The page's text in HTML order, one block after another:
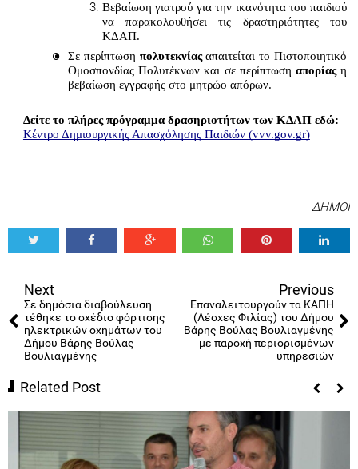
Βεβαίωση γιατρού για την ικανότητα του παιδιού
να παρακολουθήσει τις δραστηριότητες του
ΚΔΑΠ.
Σε περίπτωση πολυτεκνίας απαιτείται το Πιστοποιητικό
Ομοσπονδίας Πολυτέκνων και σε περίπτωση απορίας η
βεβαίωση εγγραφής στο μητρώο απόρων.
Δείτε το πλήρες πρόγραμμα δρασηριοτήτων των ΚΔΑΠ εδώ:
Κέντρο Δημιουργικής Απασχόλησης Παιδιών (vvv.gov.gr)
ΔΗΜΟΙ
Next
Σε δημόσια διαβούλευση
τέθηκε το σχέδιο φόρτισης
ηλεκτρικών οχημάτων του
Δήμου Βάρης Βούλας
Βουλιαγμένης
Previous
Επαναλειτουργούν τα ΚΑΠΗ
(Λέσχες Φιλίας) του Δήμου
Βάρης Βούλας Βουλιαγμένης
με παροχή περιορισμένων
υπηρεσιών
Related Post